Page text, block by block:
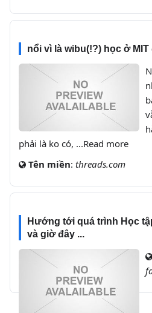
nổi vì là wibu(!?) học ở MIT
phải là ko có, ...Read more
Tên miền: threads.com
Hướng tới quá trình Học
và giờ đây ...